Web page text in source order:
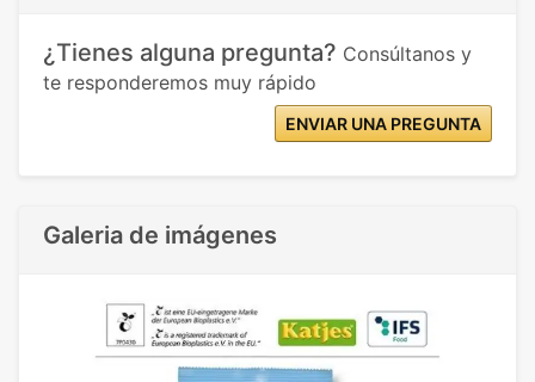
¿Tienes alguna pregunta? Consúltanos y
te responderemos muy rápido
ENVIAR UNA PREGUNTA
Galeria de imágenes